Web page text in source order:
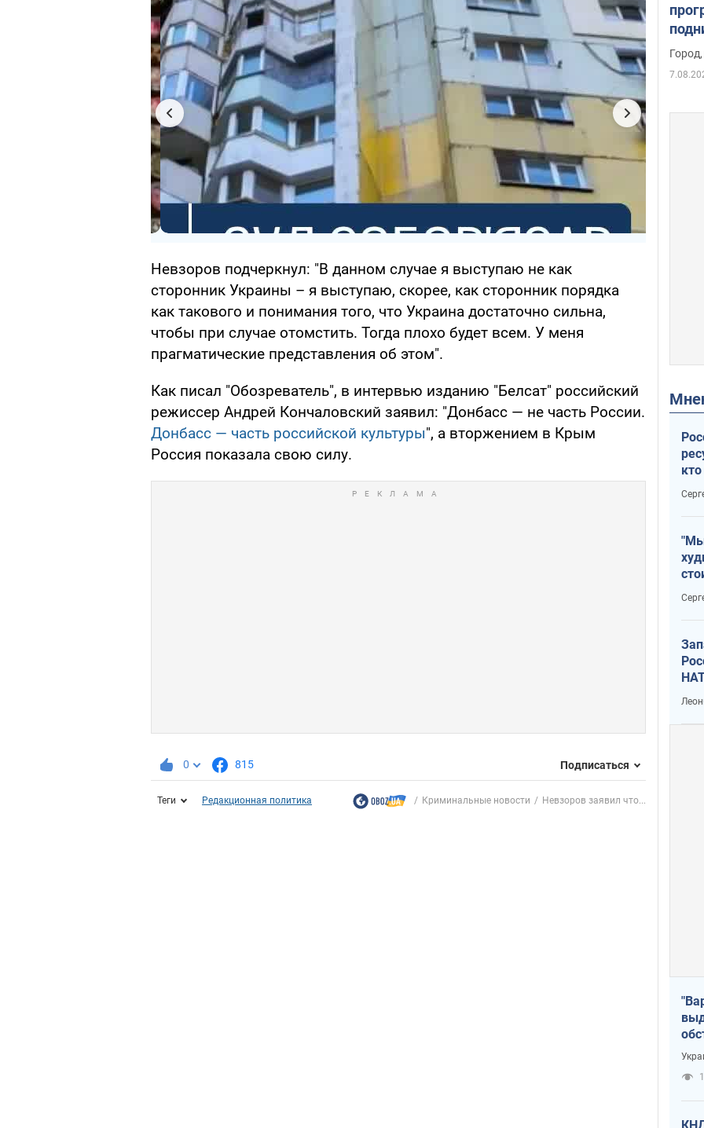
Невзоров подчеркнул: "В данном случае я выступаю не как
сторонник Украины – я выступаю, скорее, как сторонник порядка
как такового и понимания того, что Украина достаточно сильна,
чтобы при случае отомстить. Тогда плохо будет всем. У меня
прагматические представления об этом".
Как писал "Обозреватель", в интервью изданию "Белсат" российский
режиссер Андрей Кончаловский заявил: "Донбасс — не часть России.
Донбасс — часть российской культуры", а вторжением в Крым
Россия показала свою силу.
0 815 Подписаться
Теги Редакционная политика Криминальные новости Невзоров заявил что...